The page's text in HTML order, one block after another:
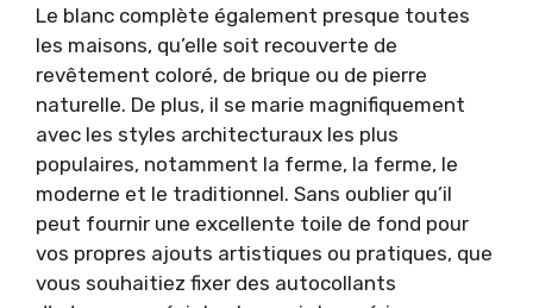
Le blanc complète également presque toutes
les maisons, qu’elle soit recouverte de
revêtement coloré, de brique ou de pierre
naturelle. De plus, il se marie magnifiquement
avec les styles architecturaux les plus
populaires, notamment la ferme, la ferme, le
moderne et le traditionnel. Sans oublier qu’il
peut fournir une excellente toile de fond pour
vos propres ajouts artistiques ou pratiques, que
vous souhaitiez fixer des autocollants